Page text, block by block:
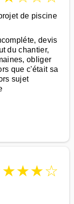
de piscine
devis
du chantier,
obliger
que c'était sa
sujet
★★★☆